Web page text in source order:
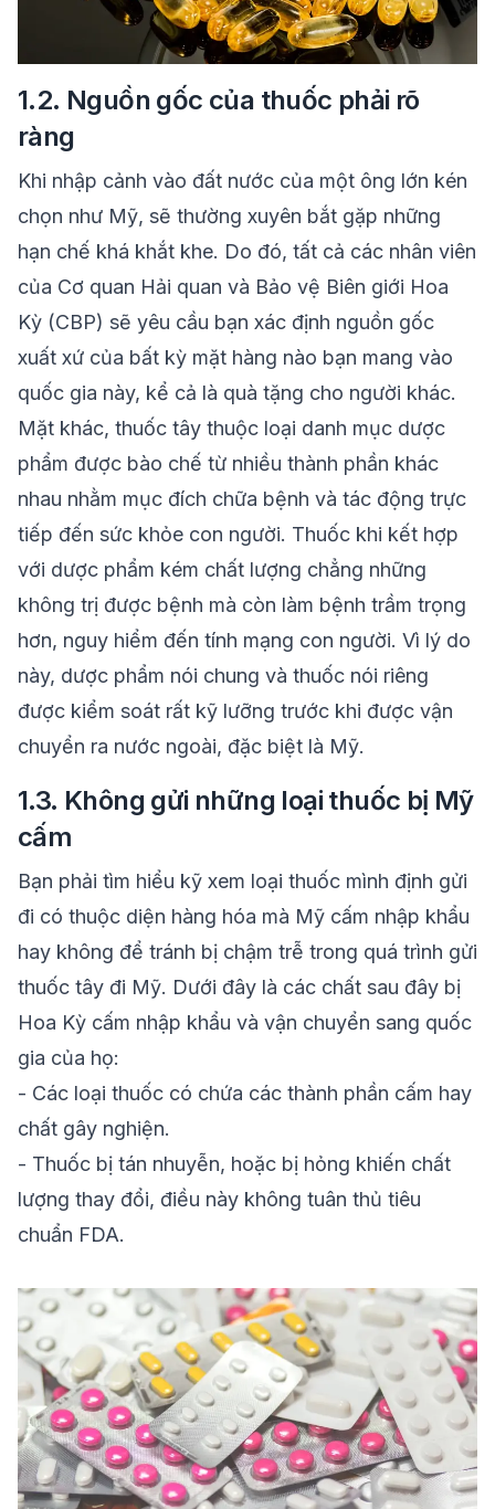
1.2. Nguồn gốc của thuốc phải rõ
ràng
Khi nhập cảnh vào đất nước của một ông lớn kén
chọn như Mỹ, sẽ thường xuyên bắt gặp những
hạn chế khá khắt khe. Do đó, tất cả các nhân viên
của Cơ quan Hải quan và Bảo vệ Biên giới Hoa
Kỳ (CBP) sẽ yêu cầu bạn xác định nguồn gốc
xuất xứ của bất kỳ mặt hàng nào bạn mang vào
quốc gia này, kể cả là quà tặng cho người khác.
Mặt khác, thuốc tây thuộc loại danh mục dược
phẩm được bào chế từ nhiều thành phần khác
nhau nhằm mục đích chữa bệnh và tác động trực
tiếp đến sức khỏe con người. Thuốc khi kết hợp
với dược phẩm kém chất lượng chẳng những
không trị được bệnh mà còn làm bệnh trầm trọng
hơn, nguy hiểm đến tính mạng con người. Vì lý do
này, dược phẩm nói chung và thuốc nói riêng
được kiểm soát rất kỹ lưỡng trước khi được vận
chuyển ra nước ngoài, đặc biệt là Mỹ.
1.3. Không gửi những loại thuốc bị Mỹ
cấm
Bạn phải tìm hiểu kỹ xem loại thuốc mình định gửi
đi có thuộc diện hàng hóa mà Mỹ cấm nhập khẩu
hay không để tránh bị chậm trễ trong quá trình gửi
thuốc tây đi Mỹ. Dưới đây là các chất sau đây bị
Hoa Kỳ cấm nhập khẩu và vận chuyển sang quốc
gia của họ:
- Các loại thuốc có chứa các thành phần cấm hay
chất gây nghiện.
- Thuốc bị tán nhuyễn, hoặc bị hỏng khiến chất
lượng thay đổi, điều này không tuân thủ tiêu
chuẩn FDA.